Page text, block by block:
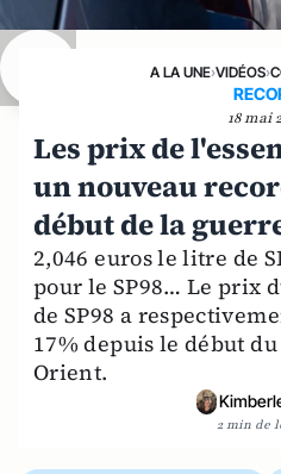
A LA UNE›VIDÉOS›
18 mai
Les prix de
un nouveau
début de la
2,046 euros le litre de
pour le SP98… Le prix
de SP98 a
17% depuis le début
Orient.
2 min de